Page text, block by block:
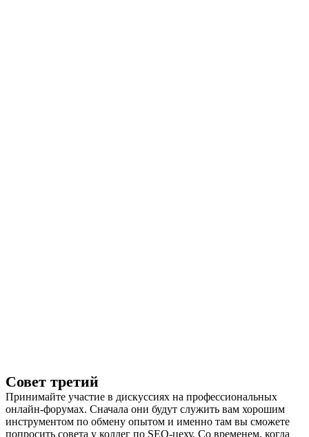
Совет третий
Принимайте участие в дискуссиях на профессиональных
онлайн-форумах. Сначала они будут служить вам хорошим
инструментом по обмену опытом и именно там вы сможете
попросить совета у коллег по SEO-цеху. Со временем, когда